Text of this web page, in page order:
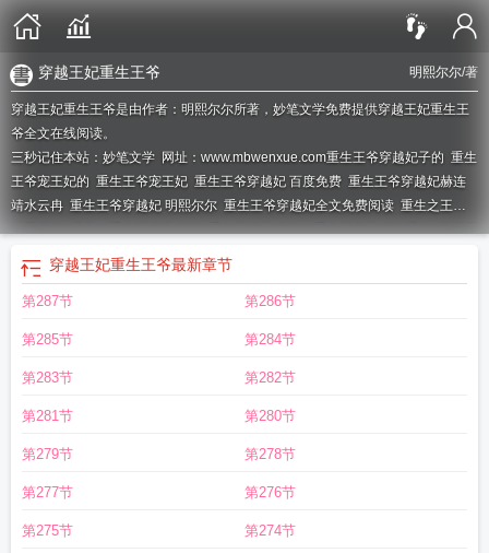
明熙尔尔/著
穿越王妃重生王爷
穿越王妃重生王爷是由作者：明熙尔尔所著，妙笔文学免费提供穿越王妃重生王
爷全文在线阅读。
三秒记住本站：妙笔文学 网址：www.mbwenxue.com重生王爷穿越妃子的 重生
王爷宠王妃的 重生王爷宠王妃 重生王爷穿越妃 百度免费 重生王爷穿越妃赫连
靖水云冉 重生王爷穿越妃 明熙尔尔 重生王爷穿越妃全文免费阅读 重生之王爷
的男正妃盛宠之重生王爷穿越妃重生王爷穿越妃_重生王爷穿越妃番外王爷王
妃重生宠文
言情穿越重生王爷王妃类
王爷穿越妃朱权
爷王爷重生了穿书 重生王爷公主妃全文免费阅读
王妃
重生王爷穿越妃戏精神医要逆天 蓉溶月 王爷王妃重生
暮辰重生王爷穿越妃笔趣阁 重生王爷穿越王妃王爷重生王妃穿越
妃穿越重生王爷 重生王爷穿越妃免费阅读
穿越王妃重生王爷最新章节
第287节 第286节
第285节 第284节
第283节 第282节
第281节 第280节
第279节 第278节
第277节 第276节
第275节 第274节